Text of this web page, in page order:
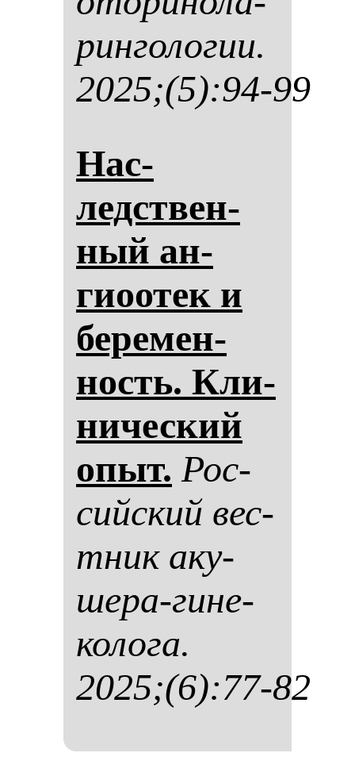
рин­го­ло­гии.
2025;(5):94-99
Нас­
ледствен­
ный ан­
гиоотек и
бе­ре­мен­
ность. Кли­
ни­чес­кий
опыт. Рос­
сий­ский вес­
тник аку­
ше­ра-ги­не­
ко­ло­га.
2025;(6):77-82